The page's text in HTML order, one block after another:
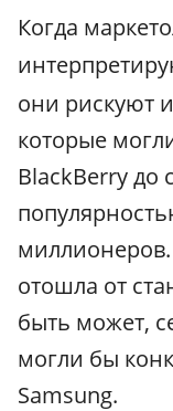
Когда
они рискуют
которые
BlackBerry до
отошла от
быть может,
могли бы
Samsung.